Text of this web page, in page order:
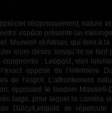
espèce présente un
Maxwell et Adrian, qui sont à
leurs désirs lorsqu’ils se font
compromis : Leopold, vieil
opposé de l’infirmière
de l’esprit. L’affrontement
opposant le tandem
large, pour lequel la caméra
Dulcy/Leopold se